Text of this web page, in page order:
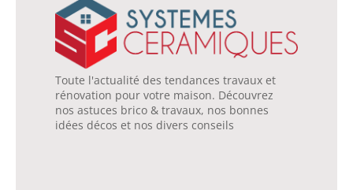
Toute l'actualité des tendances travaux et
rénovation pour votre maison. Découvrez
nos astuces brico & travaux, nos bonnes
idées décos et nos divers conseils